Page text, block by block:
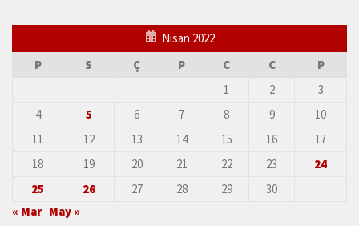
Nisan 2022
P
S Ç P C C
P
1
2
3
4
5 6 7 8 9
10
11
12 13 14 15 16
17
18
19 20 21 22 23
24
25
26 27 28 29
30
« Mar May »